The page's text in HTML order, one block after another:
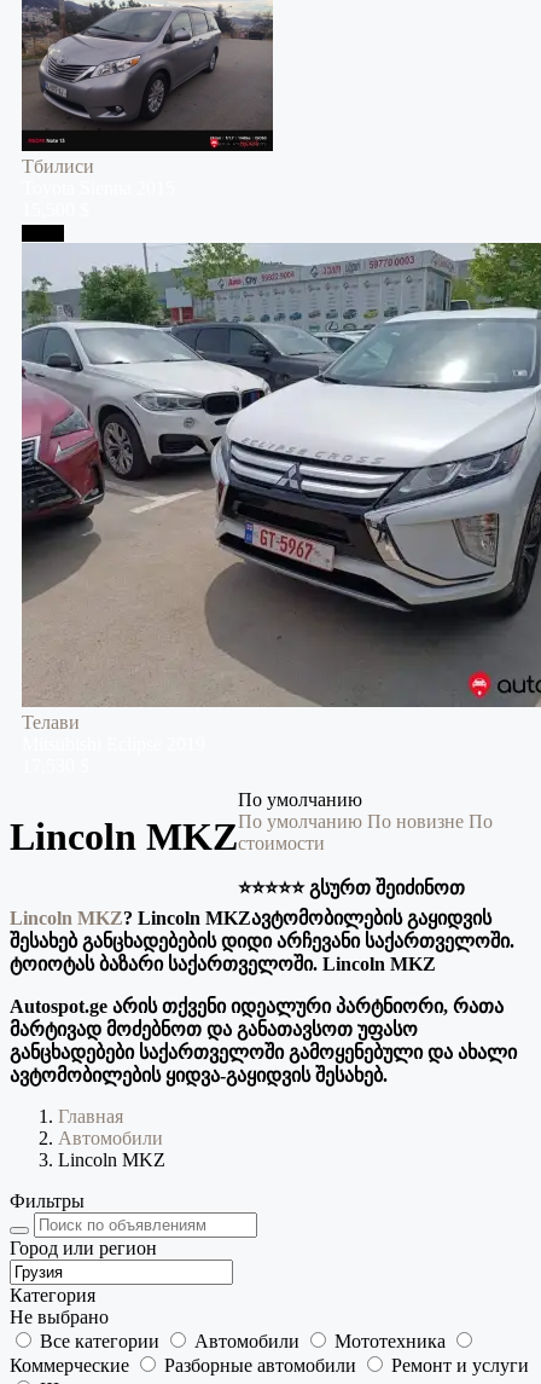
Тбилиси
Телави
Lincoln MKZ
По умолчанию
По умолчанию По новизне По
стоимости
⭐️⭐️⭐️⭐️⭐️ გსურთ შეიძინოთ
Lincoln MKZ? Lincoln MKZავტომობილების გაყიდვის
შესახებ განცხადებების დიდი არჩევანი საქართველოში.
ტოიოტას ბაზარი საქართველოში. Lincoln MKZ
Autospot.ge არის თქვენი იდეალური პარტნიორი, რათა
მარტივად მოძებნოთ და განათავსოთ უფასო
განცხადებები საქართველოში გამოყენებული და ახალი
ავტომობილების ყიდვა-გაყიდვის შესახებ.
Главная
Автомобили
Lincoln MKZ
Фильтры
Город или регион
Категория
Не выбрано
Все категории
Автомобили
Мототехника
Коммерческие
Разборные автомобили
Ремонт и услуги